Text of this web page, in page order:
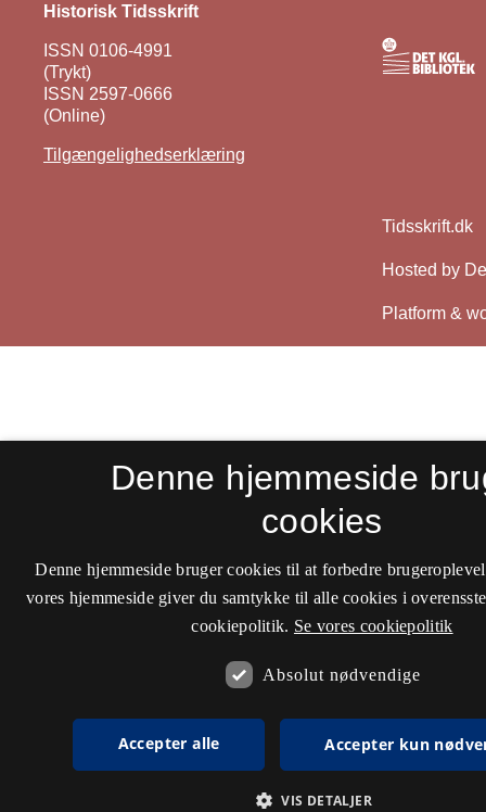
Historisk Tidsskrift
ISSN 0106-4991
(Trykt)
ISSN 2597-0666
(Online)
Tilgængelighedserklæring
Denne hjemmeside
cookies
Denne hjemmeside bruger cookies til at forbedre
vores hjemmeside giver du samtykke til alle cookies i
cookiepolitik. Se vores cookiepolitik
Absolut nødvendige
Accepter alle Accepter kun
VIS DETALJER